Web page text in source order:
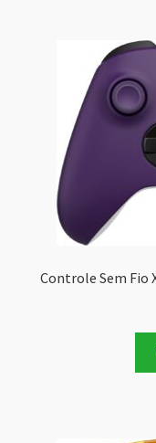
Controle Sem Fio